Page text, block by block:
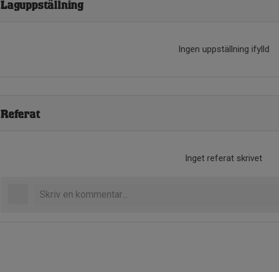
Laguppställning
Ingen uppställning ifylld
Referat
Inget referat skrivet